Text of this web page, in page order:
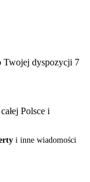
Twojej dyspozycji 7
Polsce i
i inne wiadomości